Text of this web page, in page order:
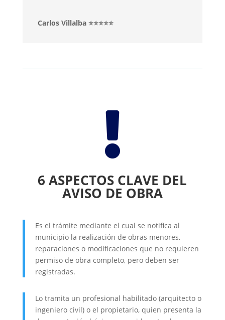
Carlos Villalba ⭐⭐⭐⭐⭐

6 ASPECTOS CLAVE DEL
AVISO DE OBRA
Es el trámite mediante el cual se notifica al
municipio la realización de obras menores,
reparaciones o modificaciones que no requieren
permiso de obra completo, pero deben ser
registradas.
Lo tramita un profesional habilitado (arquitecto o
ingeniero civil) o el propietario, quien presenta la